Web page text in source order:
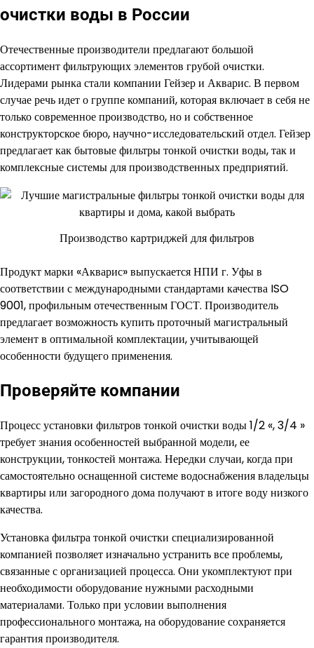
очистки воды в России
Отечественные производители предлагают большой
ассортимент фильтрующих элементов грубой очистки.
Лидерами рынка стали компании Гейзер и Акварис. В первом
случае речь идет о группе компаний, которая включает в себя не
только современное производство, но и собственное
конструкторское бюро, научно-исследовательский отдел. Гейзер
предлагает как бытовые фильтры тонкой очистки воды, так и
комплексные системы для производственных предприятий.
Производство картриджей для фильтров
Продукт марки «Акварис» выпускается НПИ г. Уфы в
соответствии с международными стандартами качества ISO
9001, профильным отечественным ГОСТ. Производитель
предлагает возможность купить проточный магистральный
элемент в оптимальной комплектации, учитывающей
особенности будущего применения.
Проверяйте компании
Процесс установки фильтров тонкой очистки воды 1/2 «, 3/4 »
требует знания особенностей выбранной модели, ее
конструкции, тонкостей монтажа. Нередки случаи, когда при
самостоятельно оснащенной системе водоснабжения владельцы
квартиры или загородного дома получают в итоге воду низкого
качества.
Установка фильтра тонкой очистки специализированной
компанией позволяет изначально устранить все проблемы,
связанные с организацией процесса. Они укомплектуют при
необходимости оборудование нужными расходными
материалами. Только при условии выполнения
профессионального монтажа, на оборудование сохраняется
гарантия производителя.